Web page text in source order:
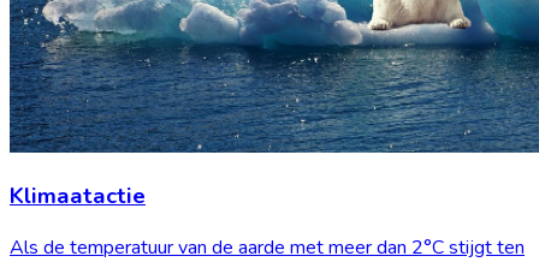
Klimaatactie
Als de temperatuur van de aarde met meer dan 2°C stijgt ten